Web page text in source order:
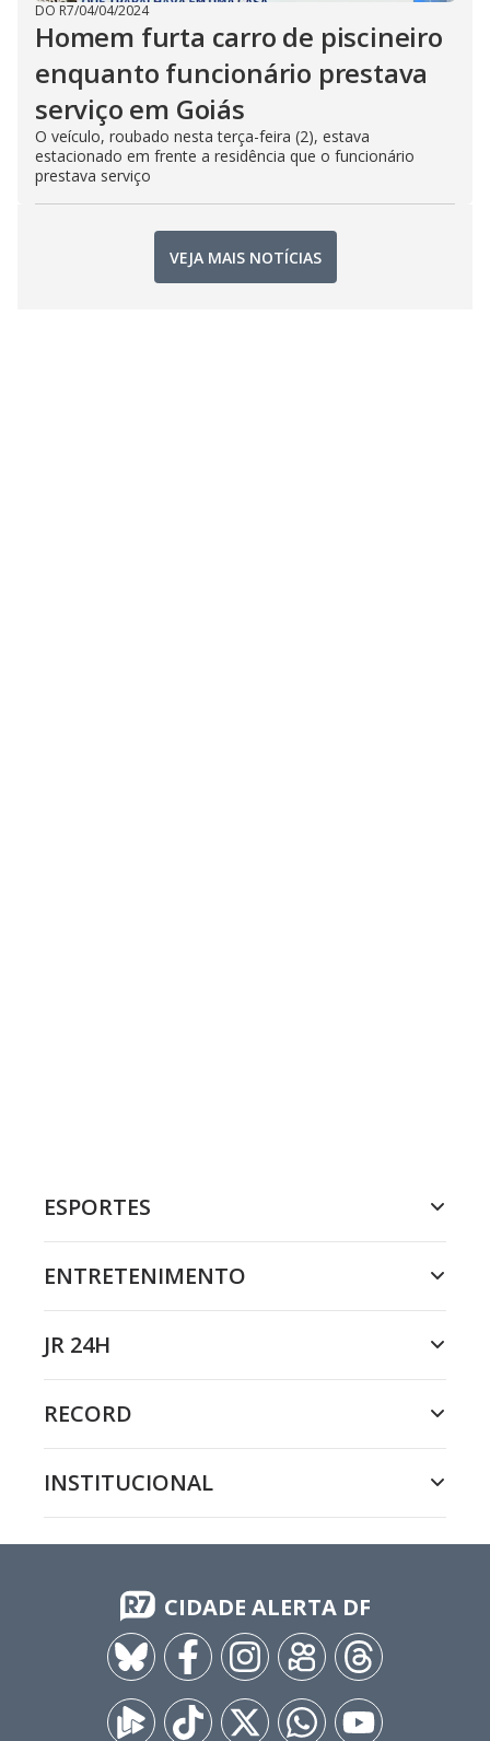
DO R7/04/04/2024
Homem furta carro de piscineiro
enquanto funcionário prestava
serviço em Goiás
O veículo, roubado nesta terça-feira (2), estava
estacionado em frente a residência que o funcionário
prestava serviço
VEJA MAIS NOTÍCIAS
ESPORTES
ENTRETENIMENTO
JR 24H
RECORD
INSTITUCIONAL
CIDADE ALERTA DF